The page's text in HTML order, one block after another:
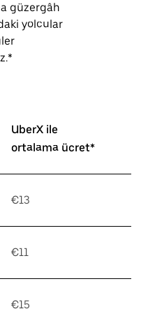
güzergâh
yolcular
UberX ile
ortalama ücret*
€13
€11
€15